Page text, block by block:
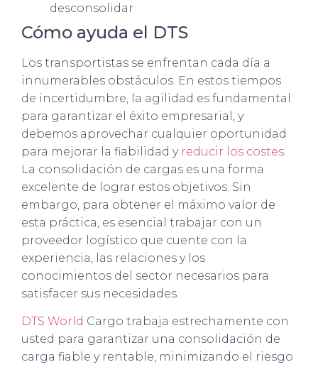
desconsolidar
Cómo ayuda el DTS
Los transportistas se enfrentan cada día a
innumerables obstáculos. En estos tiempos
de incertidumbre, la agilidad es fundamental
para garantizar el éxito empresarial, y
debemos aprovechar cualquier oportunidad
para mejorar la fiabilidad y reducir los costes
La consolidación de cargas es una forma
excelente de lograr estos objetivos. Sin
embargo, para obtener el máximo valor de
esta práctica, es esencial trabajar con un
proveedor logístico que cuente con la
experiencia, las relaciones y los
conocimientos del sector necesarios para
satisfacer sus necesidades.
DTS World Cargo trabaja estrechamente con
usted para garantizar una consolidación de
carga fiable y rentable, minimizando el riesgo